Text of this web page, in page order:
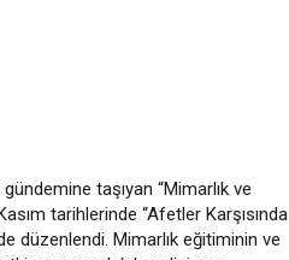
taşıyan “Mimarlık ve
tarihlerinde “Afetler Karşısında
düzenlendi. Mimarlık eğitiminin ve